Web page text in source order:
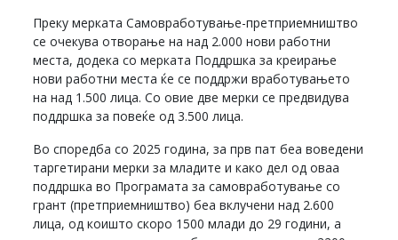
Преку мерката Самовработување-претприемништво
се очекува отворање на над 2.000 нови работни
места, додека со мерката Поддршка за креирање
нови работни места ќе се поддржи вработувањето
на над 1.500 лица. Со овие две мерки се предвидува
поддршка за повеќе од 3.500 лица.
Во споредба со 2025 година, за прв пат беа воведени
таргетирани мерки за младите и како дел од оваа
поддршка во Програмата за самовработување со
грант (претприемништво) беа вклучени над 2.600
лица, од коишто скоро 1500 млади до 29 години, а